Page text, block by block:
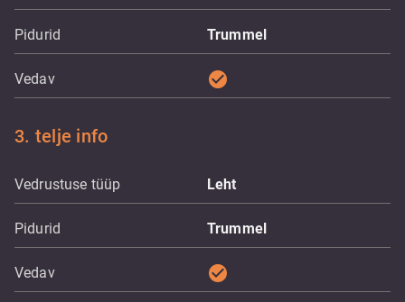
Pidurid Trummel
Vedav check_circle
3. telje info
Vedrustuse tüüp Leht
Pidurid Trummel
Vedav check_circle